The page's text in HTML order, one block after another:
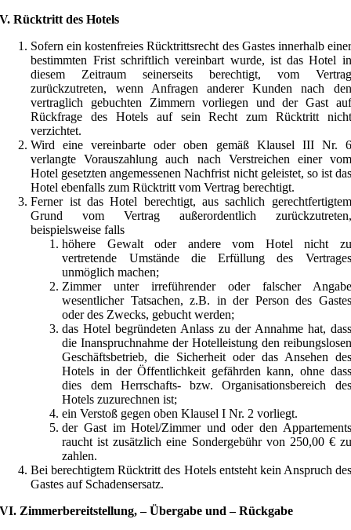
V. Rücktritt des Hotels
Sofern ein kostenfreies Rücktrittsrecht des Gastes innerhalb einer
bestimmten Frist schriftlich vereinbart wurde, ist das Hotel in
diesem Zeitraum seinerseits berechtigt, vom Vertrag
zurückzutreten, wenn Anfragen anderer Kunden nach den
vertraglich gebuchten Zimmern vorliegen und der Gast auf
Rückfrage des Hotels auf sein Recht zum Rücktritt nicht
verzichtet.
Wird eine vereinbarte oder oben gemäß Klausel III Nr. 6
verlangte Vorauszahlung auch nach Verstreichen einer vom
Hotel gesetzten angemessenen Nachfrist nicht geleistet, so ist das
Hotel ebenfalls zum Rücktritt vom Vertrag berechtigt.
Ferner ist das Hotel berechtigt, aus sachlich gerechtfertigtem
Grund vom Vertrag außerordentlich zurückzutreten,
beispielsweise falls
höhere Gewalt oder andere vom Hotel nicht zu
vertretende Umstände die Erfüllung des Vertrages
unmöglich machen;
Zimmer unter irreführender oder falscher Angabe
wesentlicher Tatsachen, z.B. in der Person des Gastes
oder des Zwecks, gebucht werden;
das Hotel begründeten Anlass zu der Annahme hat, dass
die Inanspruchnahme der Hotelleistung den reibungslosen
Geschäftsbetrieb, die Sicherheit oder das Ansehen des
Hotels in der Öffentlichkeit gefährden kann, ohne dass
dies dem Herrschafts- bzw. Organisationsbereich des
Hotels zuzurechnen ist;
ein Verstoß gegen oben Klausel I Nr. 2 vorliegt.
der Gast im Hotel/Zimmer und oder den Appartements
raucht ist zusätzlich eine Sondergebühr von 250,00 € zu
zahlen.
Bei berechtigtem Rücktritt des Hotels entsteht kein Anspruch des
Gastes auf Schadensersatz.
VI. Zimmerbereitstellung, – Übergabe und – Rückgabe